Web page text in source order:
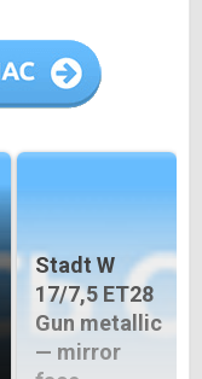
Stadt W
17/7,5 ET28
Gun metallic
— mirror